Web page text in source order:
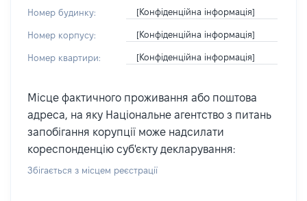
Номер будинку: [Конфіденційна інформація]
Номер корпусу: [Конфіденційна інформація]
Номер квартири: [Конфіденційна інформація]
Місце фактичного проживання або поштова
адреса, на яку Національне агентство з питань
запобігання корупції може надсилати
кореспонденцію суб'єкту декларування:
Збігається з місцем реєстрації